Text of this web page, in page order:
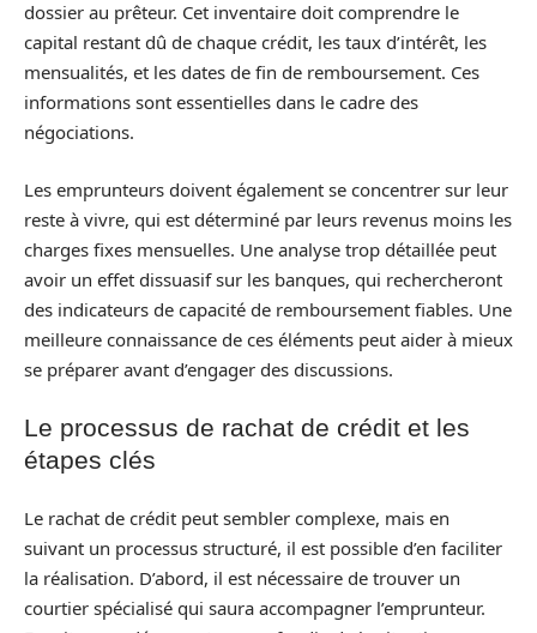
dossier au prêteur. Cet inventaire doit comprendre le
capital restant dû de chaque crédit, les taux d’intérêt, les
mensualités, et les dates de fin de remboursement. Ces
informations sont essentielles dans le cadre des
négociations.
Les emprunteurs doivent également se concentrer sur leur
reste à vivre, qui est déterminé par leurs revenus moins les
charges fixes mensuelles. Une analyse trop détaillée peut
avoir un effet dissuasif sur les banques, qui rechercheront
des indicateurs de capacité de remboursement fiables. Une
meilleure connaissance de ces éléments peut aider à mieux
se préparer avant d’engager des discussions.
Le processus de rachat de crédit et les
étapes clés
Le rachat de crédit peut sembler complexe, mais en
suivant un processus structuré, il est possible d’en faciliter
la réalisation. D’abord, il est nécessaire de trouver un
courtier spécialisé qui saura accompagner l’emprunteur.